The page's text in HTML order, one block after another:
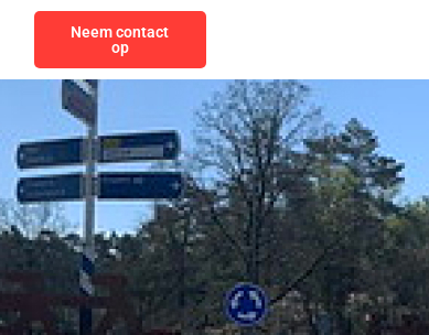
Neem contact
op